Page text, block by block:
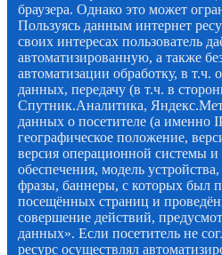
браузера. Однако это может
Пользуясь данным интернет
своих интересах пользователь
автоматизированную, а также
автоматизации обработку, в т.ч.
данных, передачу (в т.ч. в
Спутник.Аналитика,
данных о посетителе (а именно
географическое положение,
версия операционной системы
обеспечения, модель
фразы, баннеры, с которых был
посещённых страниц и
совершение действий,
данных». Если посетитель не
ресурс осуществлял